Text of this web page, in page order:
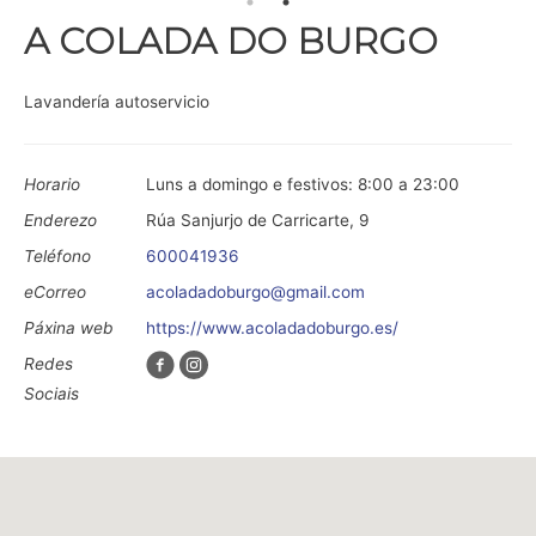
A COLADA DO BURGO
Lavandería autoservicio
Horario
Luns a domingo e festivos: 8:00 a 23:00
Enderezo
Rúa Sanjurjo de Carricarte, 9
Teléfono
600041936
eCorreo
acoladadoburgo@gmail.com
Páxina web
https://www.acoladadoburgo.es/
Redes
Sociais